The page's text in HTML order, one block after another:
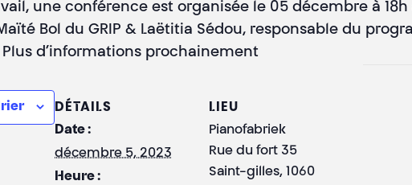
une conférence est organisée le 05 décembre à
Bol du GRIP & Laëtitia Sédou, responsable du
d’informations prochainement
DÉTAILS
Date :
décembre 5, 2023
Heure :
LIEU
Pianofabriek
Rue du fort 35
Saint-gilles,
1060